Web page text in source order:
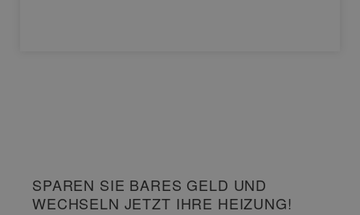
SPAREN SIE BARES GELD UND
WECHSELN JETZT IHRE HEIZUNG!